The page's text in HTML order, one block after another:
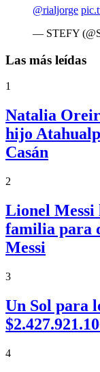
@rialjorge
— STEFY
Las más leídas
1
Natalia
hijo
Casán
2
Lionel Messi
familia para
Messi
3
Un Sol para
4